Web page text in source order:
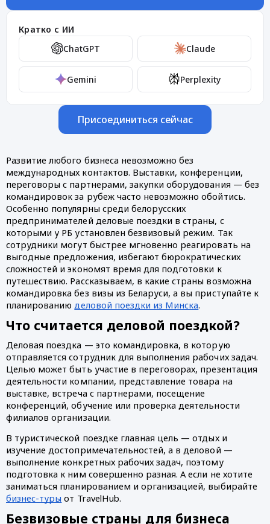
Кратко с ИИ
ChatGPT
Claude
Gemini Perplexity
Присоединиться сейчас
Развитие любого бизнеса невозможно без
международных контактов. Выставки, конференции,
переговоры с партнерами, закупки оборудования — без
командировок за рубеж часто невозможно обойтись.
Особенно популярны среди белорусских
предпринимателей деловые поездки в страны, с
которыми у РБ установлен безвизовый режим. Так
сотрудники могут быстрее мгновенно реагировать на
выгодные предложения, избегают бюрократических
сложностей и экономят время для подготовки к
путешествию. Рассказываем, в какие страны возможна
командировка без визы из Беларуси, а вы приступайте к
планированию деловой поездки из Минска.
Что считается деловой поездкой?
Деловая поездка — это командировка, в которую
отправляется сотрудник для выполнения рабочих задач.
Целью может быть участие в переговорах, презентация
деятельности компании, представление товара на
выставке, встреча с партнерами, посещение
конференций, обучение или проверка деятельности
филиалов организации.
В туристической поездке главная цель — отдых и
изучение достопримечательностей, а в деловой —
выполнение конкретных рабочих задач, поэтому
подготовка к ним совершенно разная. А если не хотите
заниматься планированием и организацией, выбирайте
бизнес-туры от TravelHub.
Безвизовые страны для бизнеса